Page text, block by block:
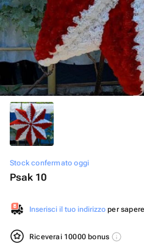
Stock confermato oggi
Psak 10
Inserisci il tuo indirizzo per
Riceverai 10000 bonus